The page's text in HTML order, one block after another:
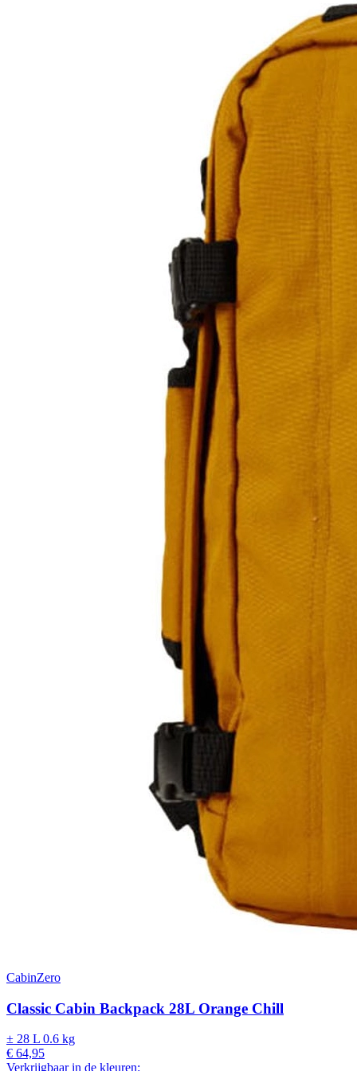
CabinZero
Classic Cabin Backpack 28L Orange Chill
± 28 L 0.6 kg
€ 64,95
Verkrijgbaar in de kleuren: